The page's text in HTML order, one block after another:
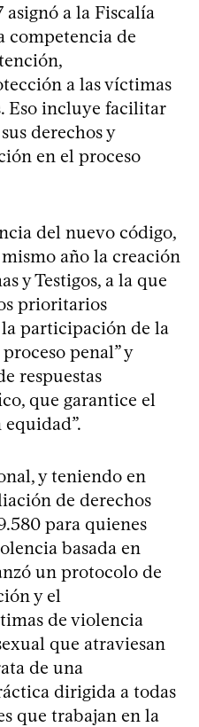
a la Fiscalía
competencia de
a las víctimas
Eso incluye facilitar
derechos y
en el proceso
del nuevo código,
año la creación
y Testigos, a la que
prioritarios
participación de la
penal” y
respuestas
que garantice el
equidad”.
y teniendo en
de derechos
para quienes
basada en
un protocolo de
y el
de violencia
que atraviesan
de una
dirigida a todas
que trabajan en la